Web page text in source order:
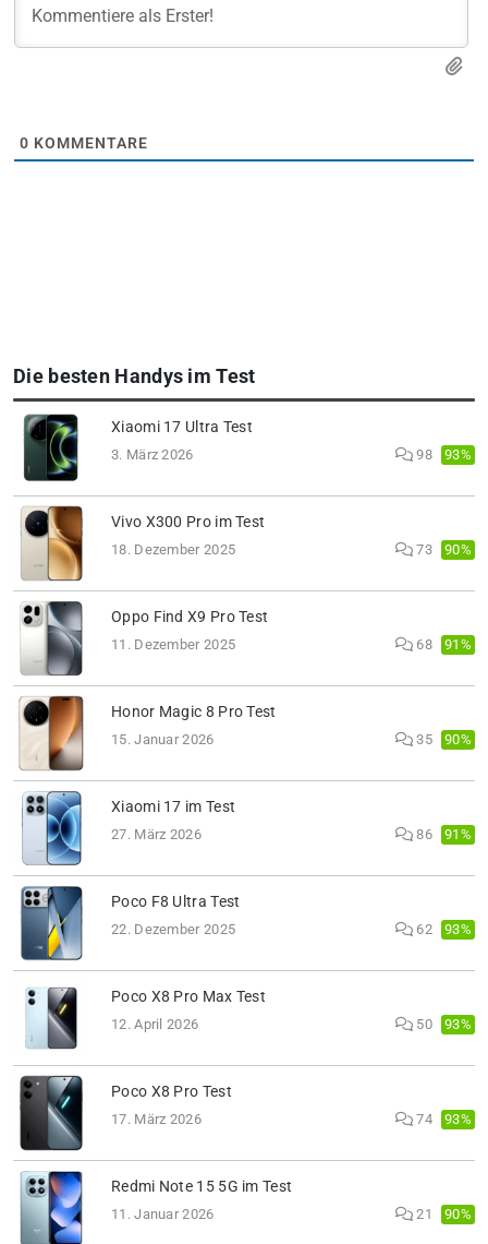
0 KOMMENTARE
Die besten Handys im Test
Xiaomi 17 Ultra Test
3. März 2026 98 93%
Vivo X300 Pro im Test
18. Dezember 2025 73 90%
Oppo Find X9 Pro Test
11. Dezember 2025 68 91%
Honor Magic 8 Pro Test
15. Januar 2026 35 90%
Xiaomi 17 im Test
27. März 2026 86 91%
Poco F8 Ultra Test
22. Dezember 2025 62 93%
Poco X8 Pro Max Test
12. April 2026 50 93%
Poco X8 Pro Test
17. März 2026 74 93%
Redmi Note 15 5G im Test
11. Januar 2026 21 90%